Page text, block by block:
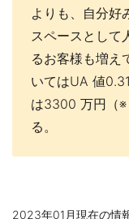
よりも、自分好
スペースとして
るお客様も増え
いてはUA 値
は3300 万円（
る。
2023年01月現在の情